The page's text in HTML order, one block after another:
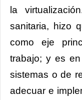
la
sanitaria, hizo
como eje
trabajo; y es
sistemas o de
adecuar e